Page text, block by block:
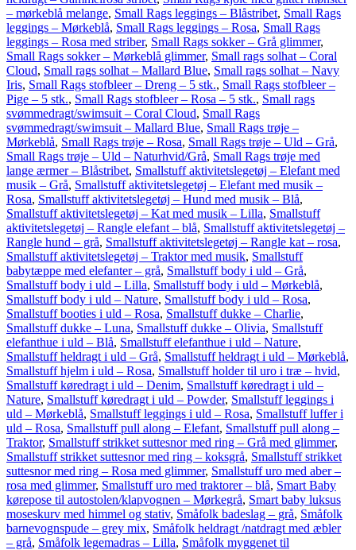
– mørkeblå melange, Small Rags leggings – Blåstribet, Small Rags
leggings – Mørkeblå, Small Rags leggings – Rosa, Small Rags
leggings – Rosa med striber, Small Rags sokker – Grå glimmer,
Small Rags sokker – Mørkeblå glimmer, Small rags solhat – Coral
Cloud, Small rags solhat – Mallard Blue, Small rags solhat – Navy
Iris, Small Rags stofbleer – Dreng – 5 stk., Small Rags stofbleer –
Pige – 5 stk., Small Rags stofbleer – Rosa – 5 stk., Small rags
svømmedragt/swimsuit – Coral Cloud, Small Rags
svømmedragt/swimsuit – Mallard Blue, Small Rags trøje –
Mørkeblå, Small Rags trøje – Rosa, Small Rags trøje – Uld – Grå,
Small Rags trøje – Uld – Naturhvid/Grå, Small Rags trøje med
lange ærmer – Blåstribet, Smallstuff aktivitetslegetøj – Elefant med
musik – Grå, Smallstuff aktivitetslegetøj – Elefant med musik –
Rosa, Smallstuff aktivitetslegetøj – Hund med musik – Blå,
Smallstuff aktivitetslegetøj – Kat med musik – Lilla, Smallstuff
aktivitetslegetøj – Rangle elefant – blå, Smallstuff aktivitetslegetøj –
Rangle hund – grå, Smallstuff aktivitetslegetøj – Rangle kat – rosa,
Smallstuff aktivitetslegetøj – Traktor med musik, Smallstuff
babytæppe med elefanter – grå, Smallstuff body i uld – Grå,
Smallstuff body i uld – Lilla, Smallstuff body i uld – Mørkeblå,
Smallstuff body i uld – Nature, Smallstuff body i uld – Rosa,
Smallstuff booties i uld – Rosa, Smallstuff dukke – Charlie,
Smallstuff dukke – Luna, Smallstuff dukke – Olivia, Smallstuff
elefanthue i uld – Blå, Smallstuff elefanthue i uld – Nature,
Smallstuff heldragt i uld – Grå, Smallstuff heldragt i uld – Mørkeblå,
Smallstuff hjelm i uld – Rosa, Smallstuff holder til uro i træ – hvid,
Smallstuff køredragt i uld – Denim, Smallstuff køredragt i uld –
Nature, Smallstuff køredragt i uld – Powder, Smallstuff leggings i
uld – Mørkeblå, Smallstuff leggings i uld – Rosa, Smallstuff luffer i
uld – Rosa, Smallstuff pull along – Elefant, Smallstuff pull along –
Traktor, Smallstuff strikket suttesnor med ring – Grå med glimmer,
Smallstuff strikket suttesnor med ring – koksgrå, Smallstuff strikket
suttesnor med ring – Rosa med glimmer, Smallstuff uro med aber –
rosa med glimmer, Smallstuff uro med traktorer – blå, Smart Baby
kørepose til autostolen/klapvognen – Mørkegrå, Smart baby luksus
moseskurv med himmel og stativ, Småfolk badeslag – grå, Småfolk
barnevognspude – grey mix, Småfolk heldragt /natdragt med æbler
– grå, Småfolk legemadras – Lilla, Småfolk myggenet til